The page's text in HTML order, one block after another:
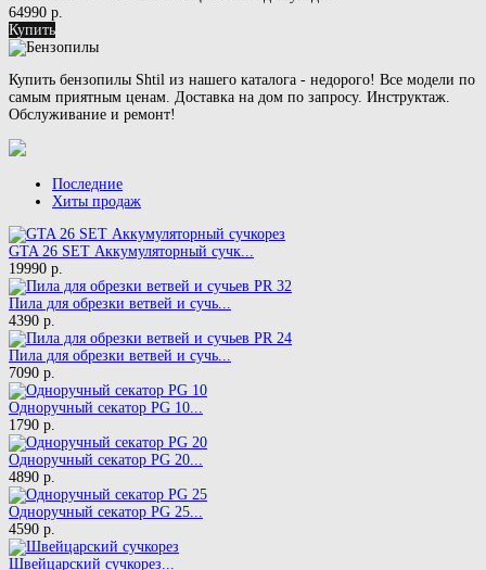
64990 р.
Купить
Купить бензопилы Shtil из нашего каталога - недорого! Все модели по
самым приятным ценам. Доставка на дом по запросу. Инструктаж.
Обслуживание и ремонт!
Последние
Хиты продаж
GTA 26 SET Аккумуляторный сучк...
19990 р.
Пила для обрезки ветвей и сучь...
4390 р.
Пила для обрезки ветвей и сучь...
7090 р.
Одноручный секатор PG 10...
1790 р.
Одноручный секатор PG 20...
4890 р.
Одноручный секатор PG 25...
4590 р.
Швейцарский сучкорез...